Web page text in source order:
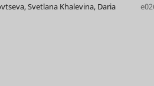
Svetlana Khalevina, Daria